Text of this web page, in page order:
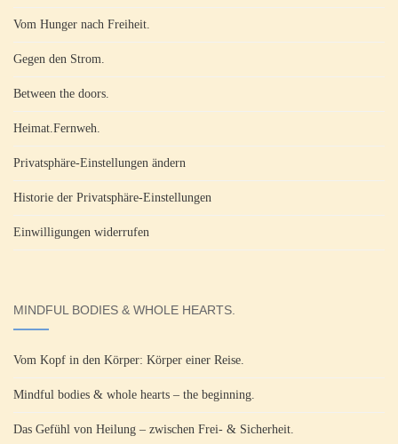
Vom Hunger nach Freiheit.
Gegen den Strom.
Between the doors.
Heimat.Fernweh.
Privatsphäre-Einstellungen ändern
Historie der Privatsphäre-Einstellungen
Einwilligungen widerrufen
MINDFUL BODIES & WHOLE HEARTS.
Vom Kopf in den Körper: Körper einer Reise.
Mindful bodies & whole hearts – the beginning.
Das Gefühl von Heilung – zwischen Frei- & Sicherheit.